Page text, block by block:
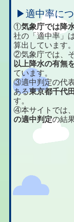
▶適中率に
①気象庁では降
社の「適中率」
算出しています。
②気象庁では、
以上降水の有無
ています。
③適中判定の代
ある東京都千代
す。
④本サイトでは
の適中判定の結